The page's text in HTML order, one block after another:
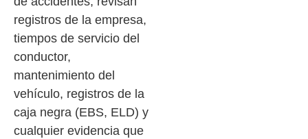
registros de la empresa,
tiempos de servicio del
conductor,
mantenimiento del
vehículo, registros de la
caja negra (EBS, ELD) y
cualquier evidencia que